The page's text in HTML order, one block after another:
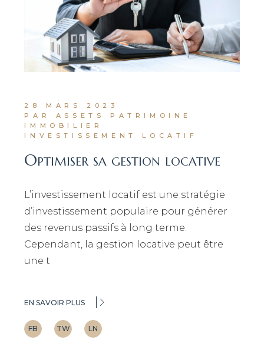
28 MARS 2023
PAR ASSETS PATRIMOINE
IMMOBILIER
INVESTISSEMENT LOCATIF
Optimiser sa gestion locative
L’investissement locatif est une stratégie
d’investissement populaire pour générer
des revenus passifs à long terme.
Cependant, la gestion locative peut être
une t
EN SAVOIR PLUS
FB TW LN